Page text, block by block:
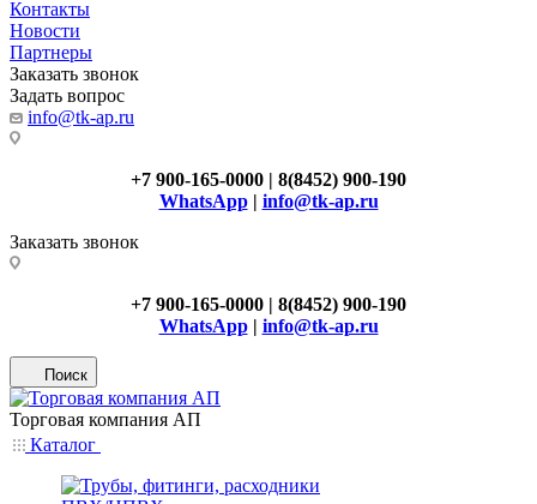
Контакты
Новости
Партнеры
Заказать звонок
Задать вопрос
info@tk-ap.ru
+7 900-165-0000 | 8(8452) 900-190
WhatsApp| info@tk-ap.ru
Заказать звонок
+7 900-165-0000 | 8(8452) 900-190
WhatsApp| info@tk-ap.ru
Поиск
Торговая компания АП
Каталог